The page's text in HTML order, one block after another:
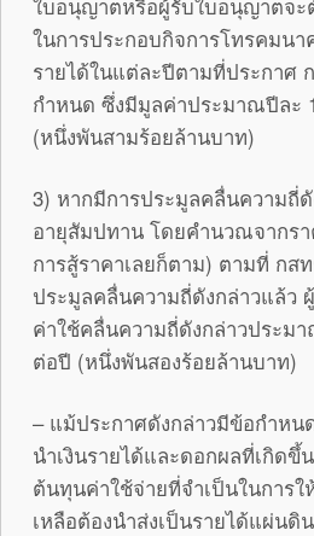
ใบอนุญาตหรือผู้รับใบอนุญาตจะ
ในการประกอบกิจการโทรคมนา
รายได้ในแต่ละปีตามที่ประกาศ
กำหนด ซึ่งมีมูลค่าประมาณปีละ
(หนึ่งพันสามร้อยล้านบาท)
3) หากมีการประมูลคลื่นความถี่
อายุสัมปทาน โดยคำนวณจากร
การสู้ราคาเลยก็ตาม) ตามที่ กส
ประมูลคลื่นความถี่ดังกล่าวแล้ว
ค่าใช้คลื่นความถี่ดังกล่าวประม
ต่อปี (หนึ่งพันสองร้อยล้านบาท)
– แม้ประกาศดังกล่าวมีข้อกำหน
นำเงินรายได้และดอกผลที่เกิดขึ้
ต้นทุนค่าใช้จ่ายที่จำเป็นในการใ
เหลือต้องนำส่งเป็นรายได้แผ่นดิ